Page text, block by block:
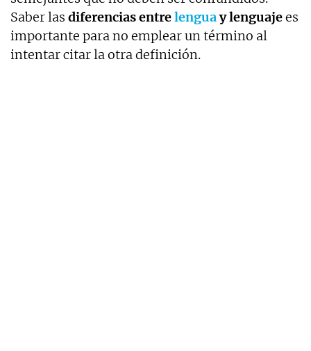
Saber las diferencias entrelenguay lenguajees
importante para no emplear un término al
intentar citar la otra definición.